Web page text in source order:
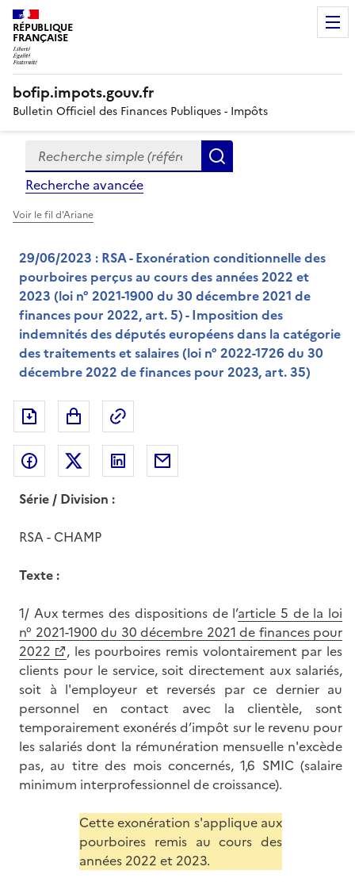
RÉPUBLIQUE
FRANÇAISE
bofip.impots.gouv.fr
Bulletin Officiel des Finances Publiques - Impôts
Formulaire
de
recherche
Recherche simple (références, mots clés, partie du
Recherche avancée
Voir le fil d'Ariane
29/06/2023 : RSA - Exonération conditionnelle des
pourboires perçus au cours des années 2022 et
2023 (loi n° 2021-1900 du 30 décembre 2021 de
finances pour 2022, art. 5) - Imposition des
indemnités des députés européens dans la catégorie
des traitements et salaires (loi n° 2022-1726 du 30
décembre 2022 de finances pour 2023, art. 35)
Exporter le document au format pdf
Partager sur Facebook
Partager sur Twitter
Partager sur LinkedIn
Série / Division :
RSA - CHAMP
Texte :
1/ Aux termes des dispositions de l’article 5 de la loi
n° 2021-1900 du 30 décembre 2021 de finances pour
2022
, les pourboires remis volontairement par les
clients pour le service, soit directement aux salariés,
soit à l'employeur et reversés par ce dernier au
personnel en contact avec la clientèle, sont
temporairement exonérés d’impôt sur le revenu pour
les salariés dont la rémunération mensuelle n'excède
pas, au titre des mois concernés, 1,6 SMIC (salaire
minimum interprofessionnel de croissance).
Cette exonération s'applique aux
pourboires remis au cours des
années 2022 et 2023.